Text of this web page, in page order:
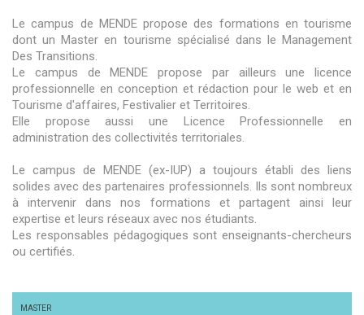
Le campus de MENDE propose des formations en tourisme
dont un Master en tourisme spécialisé dans le Management
Des Transitions.
Le campus de MENDE propose par ailleurs une licence
professionnelle en conception et rédaction pour le web et en
Tourisme d'affaires, Festivalier et Territoires.
Elle propose aussi une Licence Professionnelle en
administration des collectivités territoriales.
Le campus de MENDE (ex-IUP) a toujours établi des liens
solides avec des partenaires professionnels. Ils sont nombreux
à intervenir dans nos formations et partagent ainsi leur
expertise et leurs réseaux avec nos étudiants.
Les responsables pédagogiques sont enseignants-chercheurs
ou certifiés.
MASTER